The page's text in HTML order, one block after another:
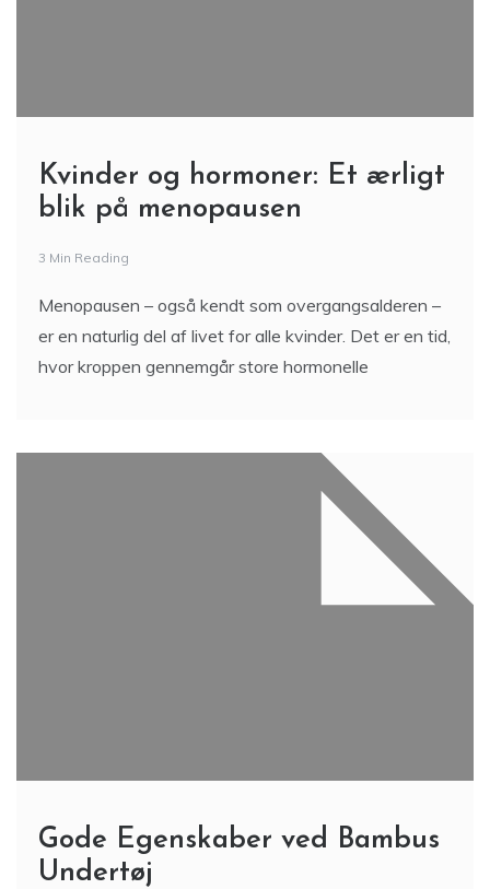
Kvinder og hormoner: Et ærligt
blik på menopausen
3 Min Reading
Menopausen – også kendt som overgangsalderen –
er en naturlig del af livet for alle kvinder. Det er en tid,
hvor kroppen gennemgår store hormonelle
Gode Egenskaber ved Bambus
Undertøj